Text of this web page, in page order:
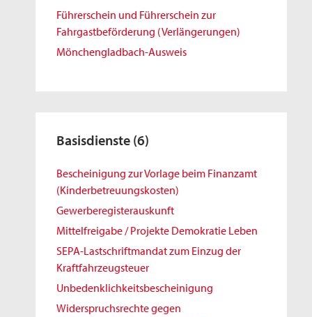
Führerschein und Führerschein zur
Fahrgastbeförderung (Verlängerungen)
Mönchengladbach-Ausweis
Basisdienste (6)
Bescheinigung zur Vorlage beim Finanzamt
(Kinderbetreuungskosten)
Gewerberegisterauskunft
Mittelfreigabe / Projekte Demokratie Leben
SEPA-Lastschriftmandat zum Einzug der
Kraftfahrzeugsteuer
Unbedenklichkeitsbescheinigung
Widerspruchsrechte gegen